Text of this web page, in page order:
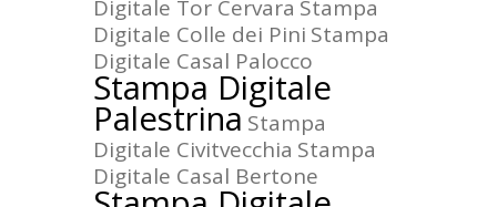
Digitale Tor Cervara Stampa
Digitale Colle dei Pini Stampa
Digitale Casal Palocco
Stampa Digitale
Palestrina Stampa
Digitale Civitvecchia Stampa
Digitale Casal Bertone